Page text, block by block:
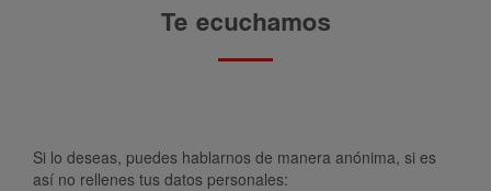
Te ecuchamos
Si lo deseas, puedes hablarnos de manera anónima, si es
así no rellenes tus datos personales: